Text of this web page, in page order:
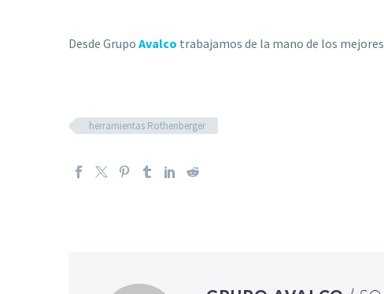
Desde Grupo Avalco trabajamos de la mano de los
herramientas Rothenberger